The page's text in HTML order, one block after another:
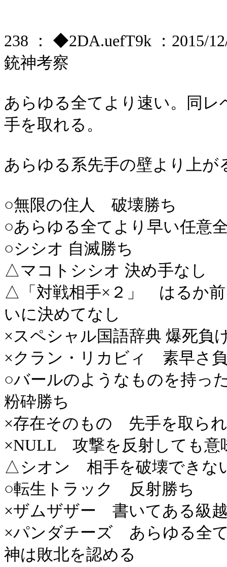
238 ： ◆2DA.uefT9k ：2015/
銃神考察
あらゆる全てより速い。同
手を取れる。
あらゆる系先手の壁より上が
○無限の住人 破壊勝ち
○あらゆる全てより早い任意
○シシオ 自滅勝ち
△マコトシシオ 決め手なし
△「対戦相手×２」 はるか前
いに決めてなし
×スペシャル国語辞典 爆死負
×クラン・リカビィ 素早さ
○バールのようなものを持っ
粉砕勝ち
×存在そのもの 先手を取ら
×NULL 攻撃を反射しても意
△シオン 相手を破壊できな
○転生トラック 反射勝ち
×ザムザザー 書いてある級
×パンダチーズ あらゆる全
神は敗北を認める